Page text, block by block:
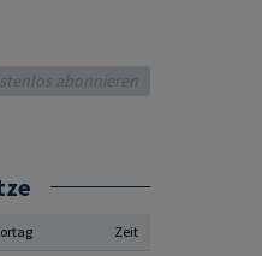
Zeit